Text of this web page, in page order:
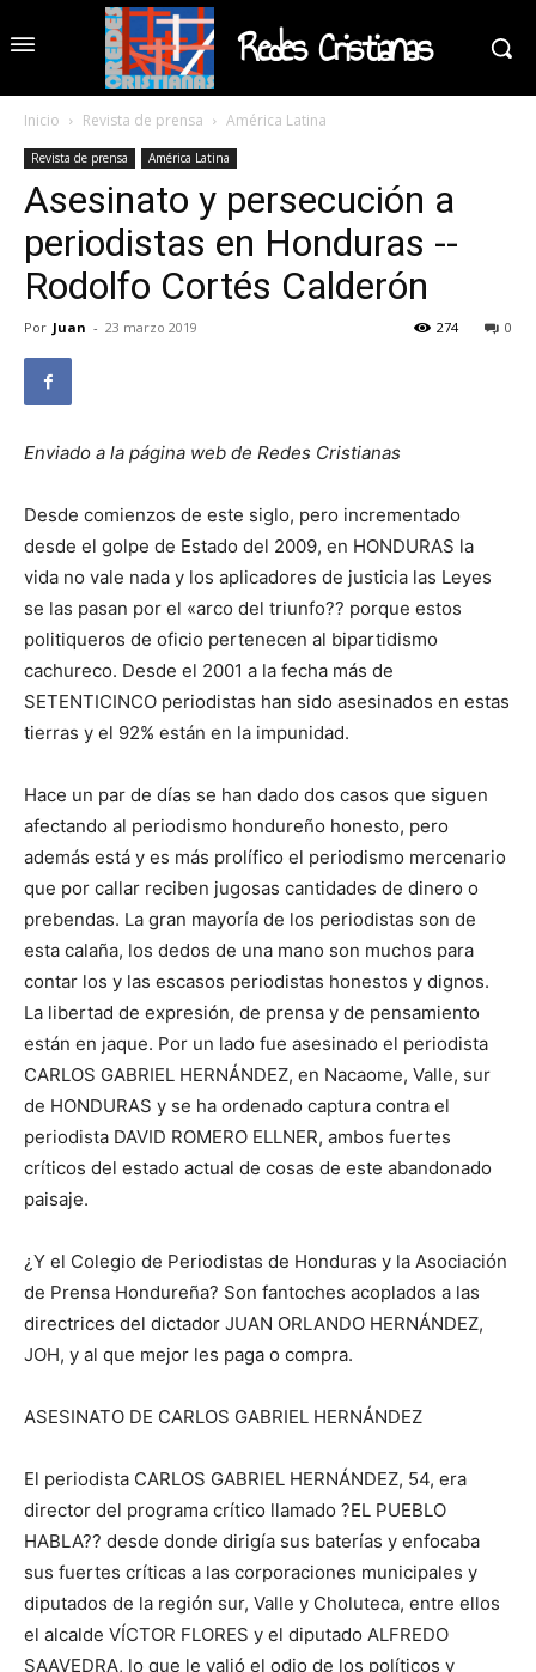
Redes Cristianas
Inicio Revista de prensa América Latina
Revista de prensa América Latina
Asesinato y persecución a
periodistas en Honduras --
Rodolfo Cortés Calderón
Por Juan - 23 marzo 2019 0
274
Enviado a la página web de Redes Cristianas
Desde comienzos de este siglo, pero incrementado
desde el golpe de Estado del 2009, en HONDURAS la
vida no vale nada y los aplicadores de justicia las Leyes
se las pasan por el «arco del triunfo?? porque estos
politiqueros de oficio pertenecen al bipartidismo
cachureco. Desde el 2001 a la fecha más de
SETENTICINCO periodistas han sido asesinados en estas
tierras y el 92% están en la impunidad.
Hace un par de días se han dado dos casos que siguen
afectando al periodismo hondureño honesto, pero
además está y es más prolífico el periodismo mercenario
que por callar reciben jugosas cantidades de dinero o
prebendas. La gran mayoría de los periodistas son de
esta calaña, los dedos de una mano son muchos para
contar los y las escasos periodistas honestos y dignos.
La libertad de expresión, de prensa y de pensamiento
están en jaque. Por un lado fue asesinado el periodista
CARLOS GABRIEL HERNÁNDEZ, en Nacaome, Valle, sur
de HONDURAS y se ha ordenado captura contra el
periodista DAVID ROMERO ELLNER, ambos fuertes
críticos del estado actual de cosas de este abandonado
paisaje.
¿Y el Colegio de Periodistas de Honduras y la Asociación
de Prensa Hondureña? Son fantoches acoplados a las
directrices del dictador JUAN ORLANDO HERNÁNDEZ,
JOH, y al que mejor les paga o compra.
ASESINATO DE CARLOS GABRIEL HERNÁNDEZ
El periodista CARLOS GABRIEL HERNÁNDEZ, 54, era
director del programa crítico llamado ?EL PUEBLO
HABLA?? desde donde dirigía sus baterías y enfocaba
sus fuertes críticas a las corporaciones municipales y
diputados de la región sur, Valle y Choluteca, entre ellos
el alcalde VÍCTOR FLORES y el diputado ALFREDO
SAAVEDRA, lo que le valió el odio de los políticos y